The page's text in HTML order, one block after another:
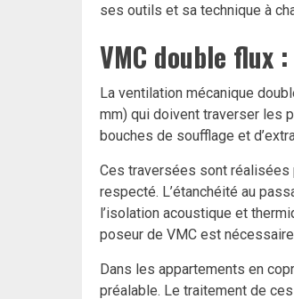
ses outils et sa technique à
VMC double flux
La ventilation mécanique
mm) qui doivent traverser les
bouches de soufflage et
Ces traversées sont réalisées
respecté. L’étanchéité au
l’isolation acoustique et
poseur de VMC est
Dans les appartements en
préalable. Le traitement de